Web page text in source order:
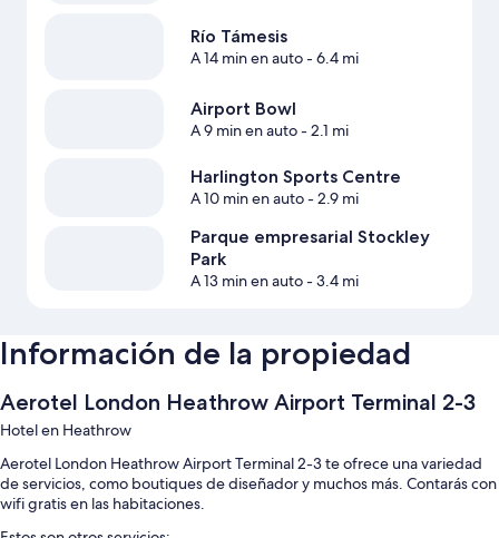
Río Támesis
A 14 min en auto- 6.4 mi
Airport Bowl
A 9 min en auto- 2.1 mi
Harlington Sports Centre
A 10 min en auto- 2.9 mi
Parque empresarial Stockley
Park
A 13 min en auto- 3.4 mi
Información de la propiedad
Aerotel London Heathrow Airport Terminal 2-3
Hotel en Heathrow
Aerotel London Heathrow Airport Terminal 2-3 te ofrece una variedad
de servicios, como boutiques de diseñador y muchos más. Contarás con
wifi gratis en las habitaciones.